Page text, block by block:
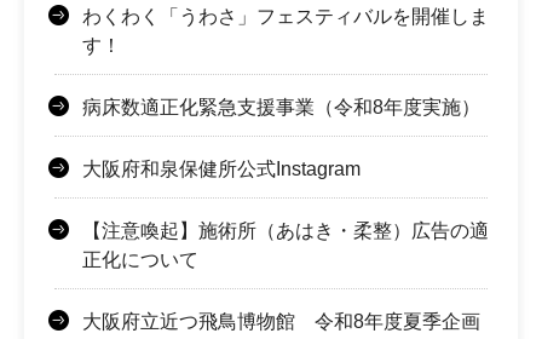
わくわく「うわさ」フェスティバルを開催しま
す！
病床数適正化緊急支援事業（令和8年度実施）
大阪府和泉保健所公式Instagram
【注意喚起】施術所（あはき・柔整）広告の適
正化について
大阪府立近つ飛鳥博物館 令和8年度夏季企画